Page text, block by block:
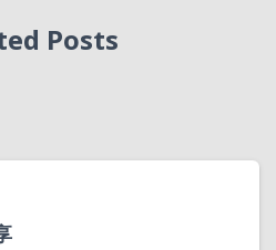
Posts